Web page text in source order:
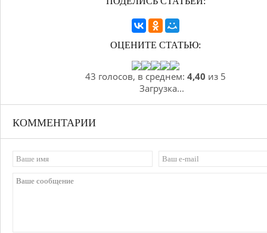
ОЦЕНИТЕ СТАТЬЮ:
43 голосов, в среднем: 4,40 из 5
Загрузка...
КОММЕНТАРИИ